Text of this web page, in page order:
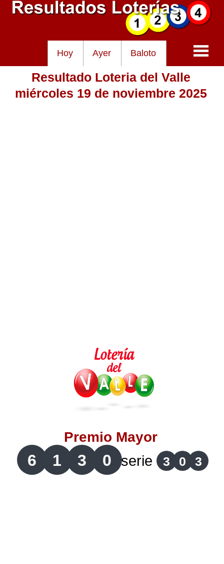
Hoy Ayer Baloto
Baloto
Lotería de Bogotá
Lotería de Risaralda
Lotería de Medellín
Lotería de Santander
Lotería del Cauca
Resultado Loteria del Valle
miércoles 19 de noviembre 2025
Premio Mayor
6 1 3 0 serie 3 0 3